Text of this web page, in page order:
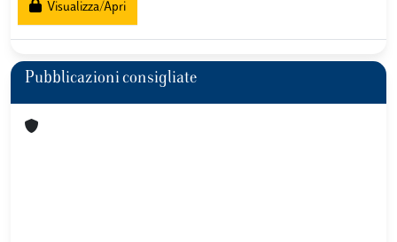
Visualizza/Apri
Pubblicazioni consigliate